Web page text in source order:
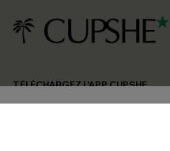
TÉLÉCHARGEZ L’APP CUPSHE
produits susceptibles de vous
confidentialité
. Vous pouvez